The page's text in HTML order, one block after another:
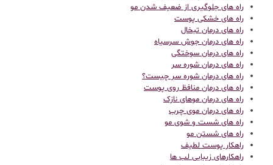
راه های جلوگیری از ضعیف شدن مو
راه های خشکی پوست
راه های درمان تبخال
راه های درمان جوش سرسیاه
راه های درمان سوختگی
راه های درمان شوره سر
راه های درمان شوره سر چیست؟
راه های درمان منافظ روی پوست
راه های درمان موهای نازک
راه های درمان موی چرب
راه های شست و شوی مو
راه های شستن مو
راهکار پوست لطیف
راهکارهای زیبایی لب ها